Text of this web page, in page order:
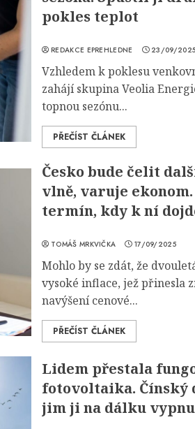
pokles teplot
REDAKCE EPREHLEDNE 23/09/2025
Vzhledem k poklesu
zahájí skupina Veolia
topnou sezónu...
PŘEČÍST ČLÁNEK
Česko bude čelit
vlně, varuje
termín, kdy k ní
TOMÁŠ MRKVIČKA 17/09/2025
Mohlo by se zdát, že
vysoké inflace, jež přinesla
navýšení cenové...
PŘEČÍST ČLÁNEK
Lidem přestala
fotovoltaika. Čínský
jim ji na dálku